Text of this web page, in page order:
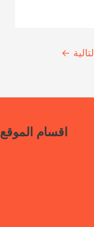
←
اقسام الموقع